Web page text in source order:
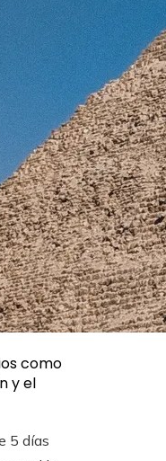
como
y el
5 días